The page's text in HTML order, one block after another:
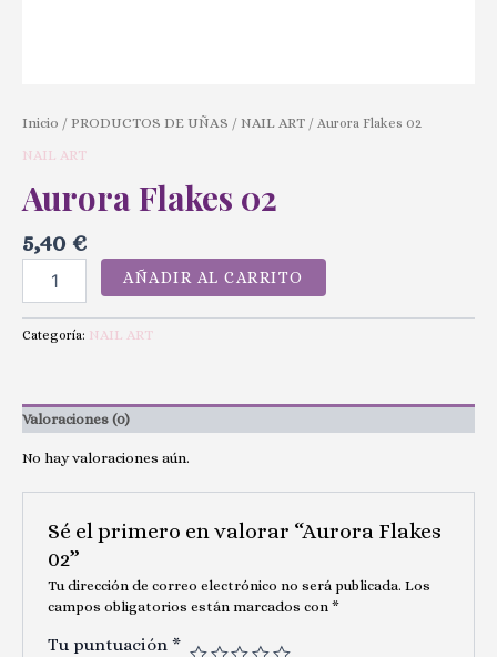
Inicio / PRODUCTOS DE UÑAS / NAIL ART / Aurora Flakes 02
NAIL ART
Aurora Flakes 02
5,40 €
AÑADIR AL CARRITO
Categoría: NAIL ART
Valoraciones (0)
No hay valoraciones aún.
Sé el primero en valorar “Aurora Flakes
02”
Tu dirección de correo electrónico no será publicada. Los
campos obligatorios están marcados con *
Tu puntuación *